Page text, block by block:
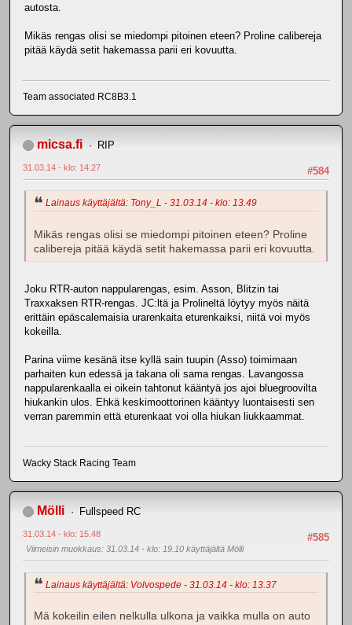
autosta.
Mikäs rengas olisi se miedompi pitoinen eteen? Proline calibereja
pitää käydä setit hakemassa parii eri kovuutta.
Team associated RC8B3.1
micsa.fi RIP
#584
31.03.14 - klo: 14.27
Lainaus käyttäjältä: Tony_L - 31.03.14 - klo: 13.49
Mikäs rengas olisi se miedompi pitoinen eteen? Proline
calibereja pitää käydä setit hakemassa parii eri kovuutta.
Joku RTR-auton nappularengas, esim. Asson, Blitzin tai
Traxxaksen RTR-rengas. JC:ltä ja Prolineltä löytyy myös näitä
erittäin epäscalemaisia urarenkaita eturenkaiksi, niitä voi myös
kokeilla.
Parina viime kesänä itse kyllä sain tuupin (Asso) toimimaan
parhaiten kun edessä ja takana oli sama rengas. Lavangossa
nappularenkaalla ei oikein tahtonut kääntyä jos ajoi bluegroovilta
hiukankin ulos. Ehkä keskimoottorinen kääntyy luontaisesti sen
verran paremmin että eturenkaat voi olla hiukan liukkaammat.
Wacky Stack Racing Team
Mölli Fullspeed RC
#585
31.03.14 - klo: 15.48
Viimeisin muokkaus: 31.03.14 - klo: 19.10 käyttäjältä Mölli
Lainaus käyttäjältä: Volvospede - 31.03.14 - klo: 13.37
Mä kokeilin eilen nelkulla ulkona ja vaikka mulla on auto